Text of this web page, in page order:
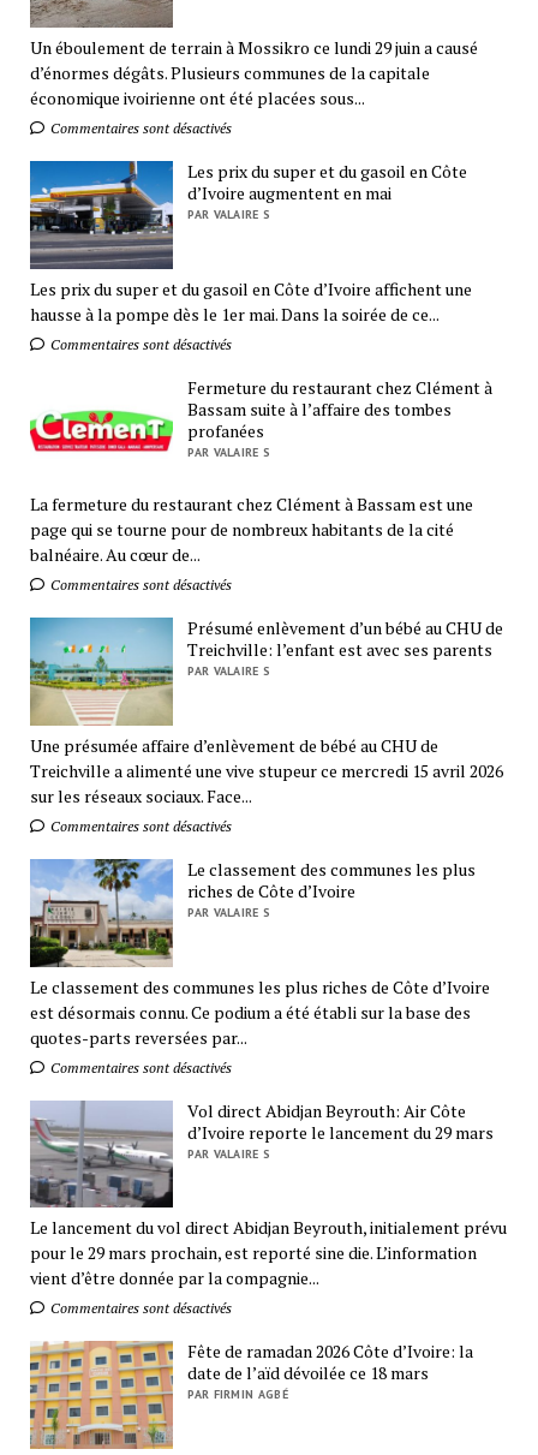
Un éboulement de terrain à Mossikro ce lundi 29 juin a causé
d’énormes dégâts. Plusieurs communes de la capitale
économique ivoirienne ont été placées sous...
Commentaires sont désactivés
Les prix du super et du gasoil en Côte
d’Ivoire augmentent en mai
PAR VALAIRE S
Les prix du super et du gasoil en Côte d’Ivoire affichent une
hausse à la pompe dès le 1er mai. Dans la soirée de ce...
Commentaires sont désactivés
Fermeture du restaurant chez Clément à
Bassam suite à l’affaire des tombes
profanées
PAR VALAIRE S
La fermeture du restaurant chez Clément à Bassam est une
page qui se tourne pour de nombreux habitants de la cité
balnéaire. Au cœur de...
Commentaires sont désactivés
Présumé enlèvement d’un bébé au CHU de
Treichville: l’enfant est avec ses parents
PAR VALAIRE S
Une présumée affaire d’enlèvement de bébé au CHU de
Treichville a alimenté une vive stupeur ce mercredi 15 avril 2026
sur les réseaux sociaux. Face...
Commentaires sont désactivés
Le classement des communes les plus
riches de Côte d’Ivoire
PAR VALAIRE S
Le classement des communes les plus riches de Côte d’Ivoire
est désormais connu. Ce podium a été établi sur la base des
quotes-parts reversées par...
Commentaires sont désactivés
Vol direct Abidjan Beyrouth: Air Côte
d’Ivoire reporte le lancement du 29 mars
PAR VALAIRE S
Le lancement du vol direct Abidjan Beyrouth, initialement prévu
pour le 29 mars prochain, est reporté sine die. L’information
vient d’être donnée par la compagnie...
Commentaires sont désactivés
Fête de ramadan 2026 Côte d’Ivoire: la
date de l’aïd dévoilée ce 18 mars
PAR FIRMIN AGBÉ